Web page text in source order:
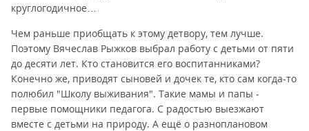
круглогодичное…
Чем раньше приобщать к этому детвору, тем лучше.
Поэтому Вячеслав Рыжков выбрал работу с детьми от пяти
до десяти лет. Кто становится его воспитанниками?
Конечно же, приводят сыновей и дочек те, кто сам когда-то
полюбил "Школу выживания". Такие мамы и папы -
первые помощники педагога. С радостью выезжают
вместе с детьми на природу. А ещё о разноплановом